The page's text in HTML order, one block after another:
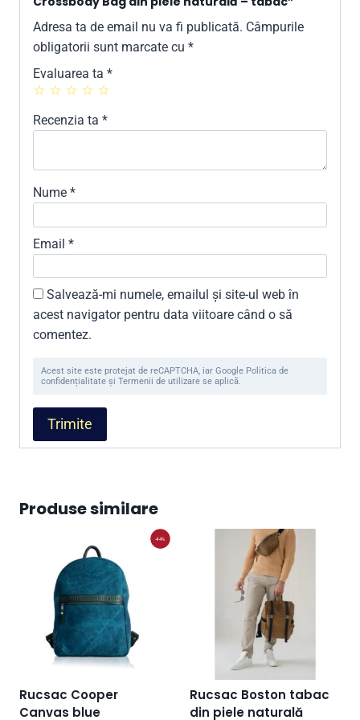
Adresa ta de email nu va fi publicată. Câmpurile
obligatorii sunt marcate cu *
Evaluarea ta *
Recenzia ta *
Nume *
Email *
Salvează-mi numele, emailul și site-ul web în
acest navigator pentru data viitoare când o să
comentez.
Acest site este protejat de reCAPTCHA, iar Google Politica de
confidențialitate și Termenii de utilizare se aplică.
Produse similare
-44%
Rucsac Cooper
Canvas blue
Rucsac Boston tabac
din piele naturală